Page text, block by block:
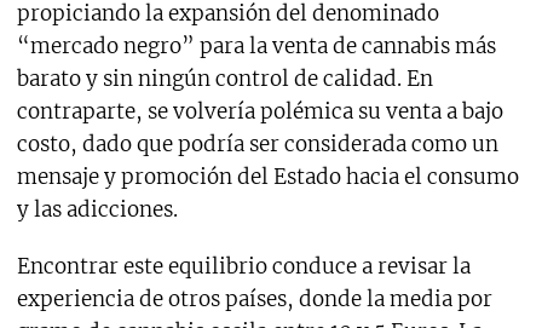
propiciando la expansión del denominado
“mercado negro” para la venta de cannabis más
barato y sin ningún control de calidad. En
contraparte, se volvería polémica su venta a bajo
costo, dado que podría ser considerada como un
mensaje y promoción del Estado hacia el consumo
y las adicciones.
Encontrar este equilibrio conduce a revisar la
experiencia de otros países, donde la media por